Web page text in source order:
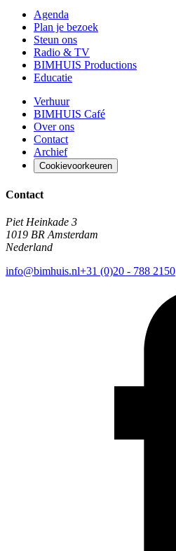
Agenda
Plan je bezoek
Steun ons
Radio & TV
BIMHUIS Productions
Educatie
Verhuur
BIMHUIS Café
Over ons
Contact
Archief
Cookievoorkeuren
Contact
Piet Heinkade 3
1019 BR Amsterdam
Nederland
info@bimhuis.nl+31 (0)20 - 788 2150